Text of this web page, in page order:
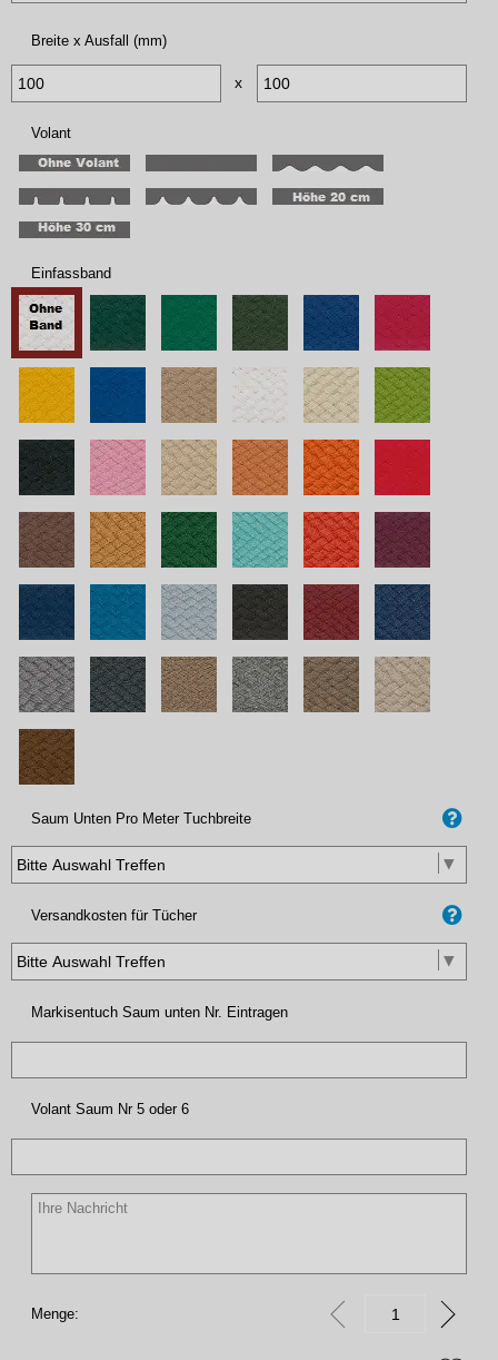
Breite x Ausfall (mm)
x
Volant
Einfassband
Saum Unten Pro Meter Tuchbreite
Versandkosten für Tücher
Markisentuch Saum unten Nr. Eintragen
Volant Saum Nr 5 oder 6
Menge: